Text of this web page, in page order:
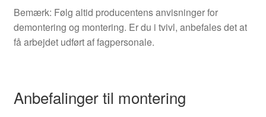
Bemærk: Følg altid producentens anvisninger for
demontering og montering. Er du i tvivl, anbefales det at
få arbejdet udført af fagpersonale.
Anbefalinger til montering